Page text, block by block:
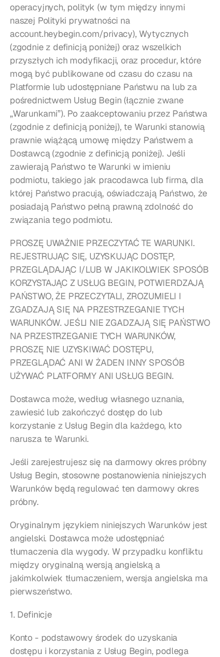
operacyjnych, polityk (w tym między innymi
naszej Polityki prywatności na
account.heybegin.com/privacy), Wytycznych
(zgodnie z definicją poniżej) oraz wszelkich
przyszłych ich modyfikacji, oraz procedur, które
mogą być publikowane od czasu do czasu na
Platformie lub udostępniane Państwu na lub za
pośrednictwem Usług Begin (łącznie zwane
„Warunkami”). Po zaakceptowaniu przez Państwa
(zgodnie z definicją poniżej), te Warunki stanowią
prawnie wiążącą umowę między Państwem a
Dostawcą (zgodnie z definicją poniżej). Jeśli
zawierają Państwo te Warunki w imieniu
podmiotu, takiego jak pracodawca lub firma, dla
której Państwo pracują, oświadczają Państwo, że
posiadają Państwo pełną prawną zdolność do
związania tego podmiotu.
PROSZĘ UWAŻNIE PRZECZYTAĆ TE WARUNKI.
REJESTRUJĄC SIĘ, UZYSKUJĄC DOSTĘP,
PRZEGLĄDAJĄC I/LUB W JAKIKOLWIEK SPOSÓB
KORZYSTAJĄC Z USŁUG BEGIN, POTWIERDZAJĄ
PAŃSTWO, ŻE PRZECZYTALI, ZROZUMIELI I
ZGADZAJĄ SIĘ NA PRZESTRZEGANIE TYCH
WARUNKÓW. JEŚLI NIE ZGADZAJĄ SIĘ PAŃSTWO
NA PRZESTRZEGANIE TYCH WARUNKÓW,
PROSZĘ NIE UZYSKIWAĆ DOSTĘPU,
PRZEGLĄDAĆ ANI W ŻADEN INNY SPOSÓB
UŻYWAĆ PLATFORMY ANI USŁUG BEGIN.
Dostawca może, według własnego uznania,
zawiesić lub zakończyć dostęp do lub
korzystanie z Usług Begin dla każdego, kto
narusza te Warunki.
Jeśli zarejestrujesz się na darmowy okres próbny
Usług Begin, stosowne postanowienia niniejszych
Warunków będą regulować ten darmowy okres
próbny.
Oryginalnym językiem niniejszych Warunków jest
angielski. Dostawca może udostępniać
tłumaczenia dla wygody. W przypadku konfliktu
między oryginalną wersją angielską a
jakimkolwiek tłumaczeniem, wersja angielska ma
pierwszeństwo.
1. Definicje
Konto - podstawowy środek do uzyskania
dostępu i korzystania z Usług Begin, podlega